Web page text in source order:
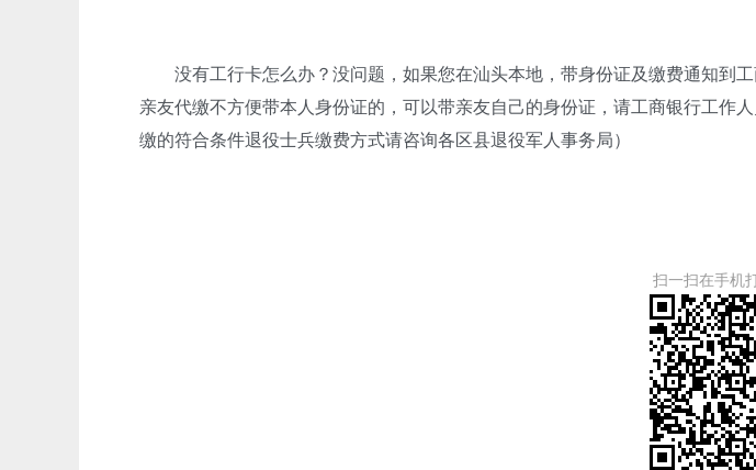
没有工行卡怎么办？没问题，如果您在汕头本地，带身份证及缴费通知到工
亲友代缴不方便带本人身份证的，可以带亲友自己的身份证，请工商银行工作
缴的符合条件退役士兵缴费方式请咨询各区县退役军人事务局）
扫一扫在手机